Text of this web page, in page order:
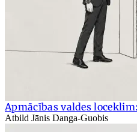
Apmācības valdes
Atbild Jānis Danga-Guobis